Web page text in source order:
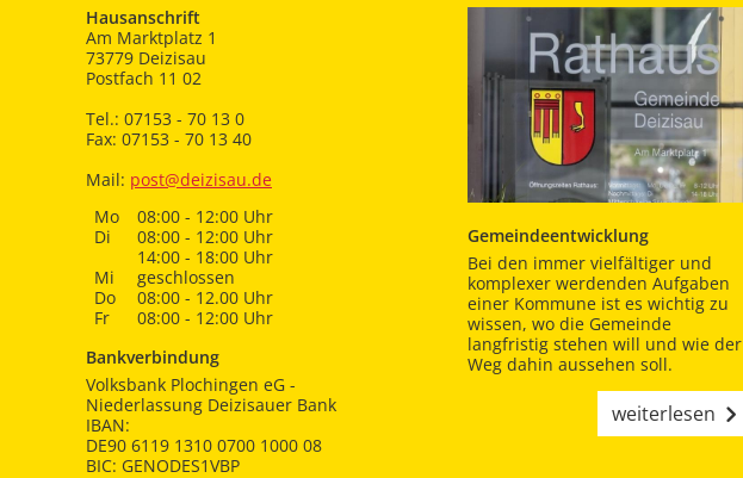
Hausanschrift
Am Marktplatz 1
73779 Deizisau
Postfach 11 02
Tel.: 07153 - 70 13 0
Fax: 07153 - 70 13 40
Mail: post@deizisau.de
Mo
08:00 - 12:00 Uhr
Di
08:00 - 12:00 Uhr
14:00 - 18:00 Uhr
Mi
geschlossen
Do
08:00 - 12.00 Uhr
Fr
08:00 - 12:00 Uhr
Bankverbindung
Volksbank Plochingen eG -
Niederlassung Deizisauer Bank
IBAN:
DE90 6119 1310 0700 1000 08
BIC: GENODES1VBP
Gemeindeentwicklung
Bei den immer vielfältiger und
komplexer werdenden Aufgaben
einer Kommune ist es wichtig zu
wissen, wo die Gemeinde
langfristig stehen will und wie der
Weg dahin aussehen soll.
weiterlesen